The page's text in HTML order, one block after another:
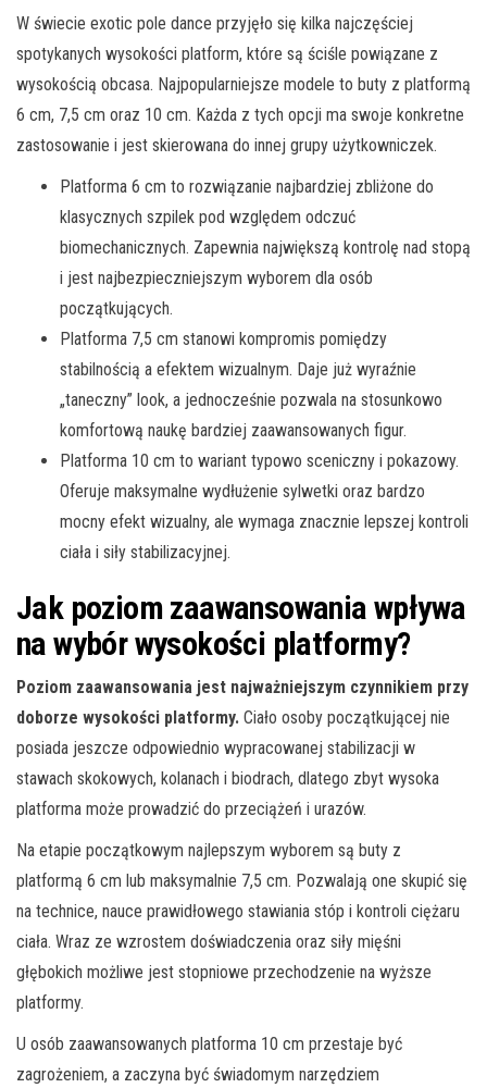
W świecie exotic pole dance przyjęło się kilka najczęściej
spotykanych wysokości platform, które są ściśle powiązane z
wysokością obcasa. Najpopularniejsze modele to buty z platformą
6 cm, 7,5 cm oraz 10 cm. Każda z tych opcji ma swoje konkretne
zastosowanie i jest skierowana do innej grupy użytkowniczek.
Platforma 6 cm to rozwiązanie najbardziej zbliżone do
klasycznych szpilek pod względem odczuć
biomechanicznych. Zapewnia największą kontrolę nad stopą
i jest najbezpieczniejszym wyborem dla osób
początkujących.
Platforma 7,5 cm stanowi kompromis pomiędzy
stabilnością a efektem wizualnym. Daje już wyraźnie
„taneczny” look, a jednocześnie pozwala na stosunkowo
komfortową naukę bardziej zaawansowanych figur.
Platforma 10 cm to wariant typowo sceniczny i pokazowy.
Oferuje maksymalne wydłużenie sylwetki oraz bardzo
mocny efekt wizualny, ale wymaga znacznie lepszej kontroli
ciała i siły stabilizacyjnej.
Jak poziom zaawansowania wpływa
na wybór wysokości platformy?
Poziom zaawansowania jest najważniejszym czynnikiem przy
doborze wysokości platformy. Ciało osoby początkującej nie
posiada jeszcze odpowiednio wypracowanej stabilizacji w
stawach skokowych, kolanach i biodrach, dlatego zbyt wysoka
platforma może prowadzić do przeciążeń i urazów.
Na etapie początkowym najlepszym wyborem są buty z
platformą 6 cm lub maksymalnie 7,5 cm. Pozwalają one skupić się
na technice, nauce prawidłowego stawiania stóp i kontroli ciężaru
ciała. Wraz ze wzrostem doświadczenia oraz siły mięśni
głębokich możliwe jest stopniowe przechodzenie na wyższe
platformy.
U osób zaawansowanych platforma 10 cm przestaje być
zagrożeniem, a zaczyna być świadomym narzędziem